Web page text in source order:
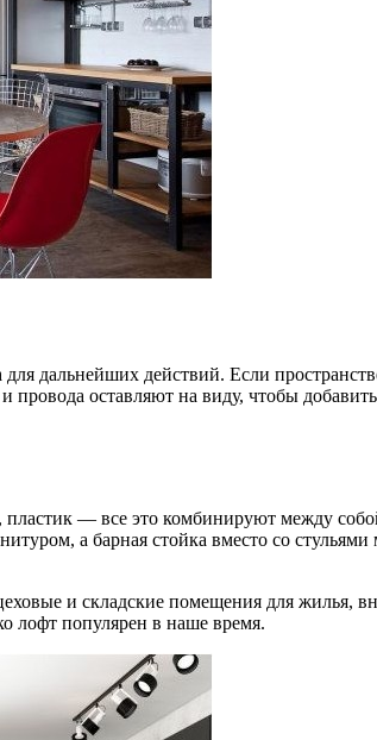
дальнейших действий. Если
оставляют на виду, чтобы
— все это комбинируют между
а барная стойка вместо со стульями
и складские помещения для жилья,
лофт популярен в наше время.